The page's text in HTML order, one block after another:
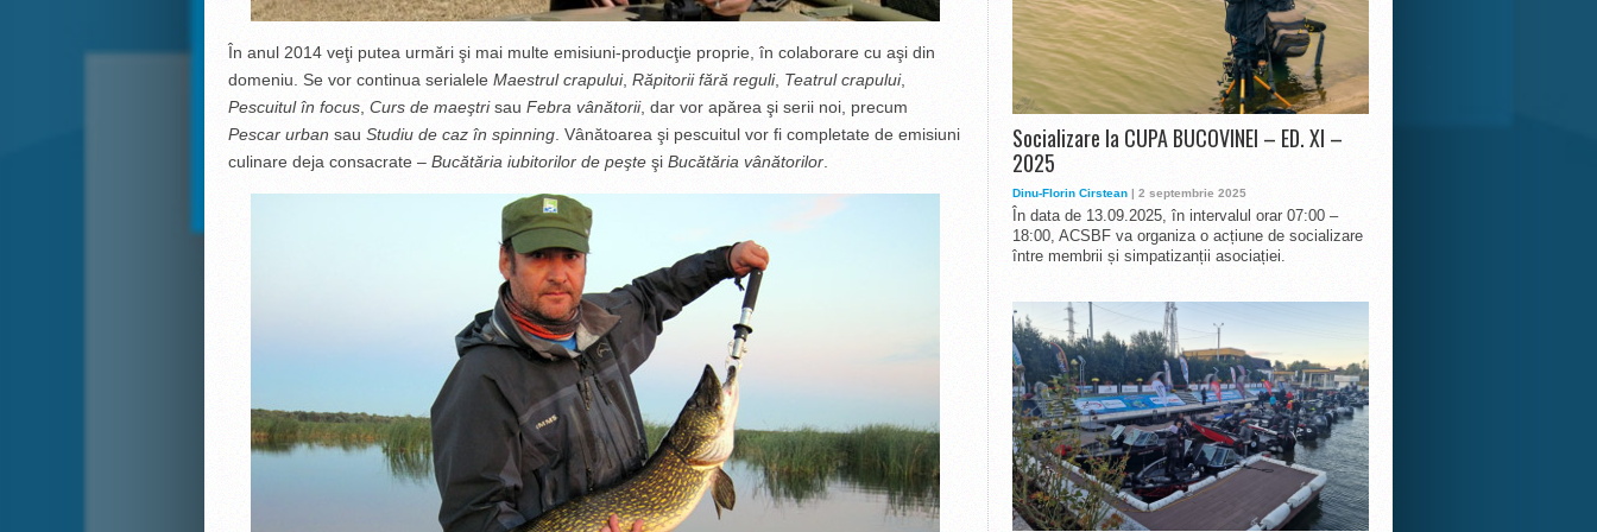
În anul 2014 veţi putea urmări şi mai multe emisiuni-producţie proprie, în colaborare cu aşi din
domeniu. Se vor continua serialele Maestrul crapului, Răpitorii fărăreguli, Teatrul crapului,
Pescuitulîn focus, Curs de maeştrisau Febra vânătorii, dar vor apărea şi serii noi, precum
Pescar urban sau Studiu de caz în spinning. Vânătoarea şi pescuitul vor fi completate de emisiuni
culinare deja consacrate – Bucătăria iubitorilor de peşteşi Bucătăria vânătorilor.
Socializare la CUPA BUCOVINEI – ED. XI –
2025
Dinu-Florin Cirstean | 2 septembrie 2025
În data de 13.09.2025, în intervalul orar 07:00 –
18:00, ACSBF va organiza o acțiune de socializare
între membrii și simpatizanții asociației.